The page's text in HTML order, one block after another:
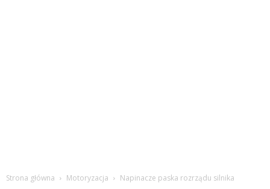
Strona główna Motoryzacja Napinacze paska rozrządu silnika